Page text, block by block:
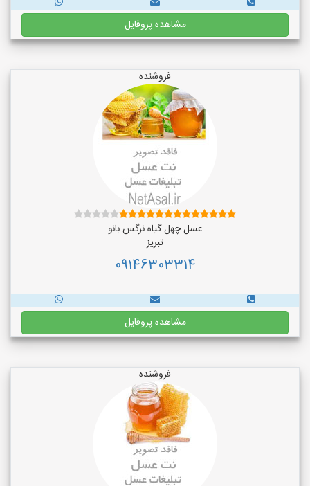
مشاهده پروفایل
فروشنده
عسل چهل گیاه نرگس بانو
تبریز
09146303314
مشاهده پروفایل
فروشنده